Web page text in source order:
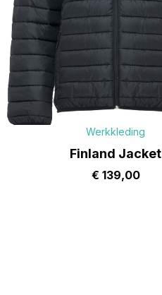
Werkkleding
Finland Jacket
€ 139,00